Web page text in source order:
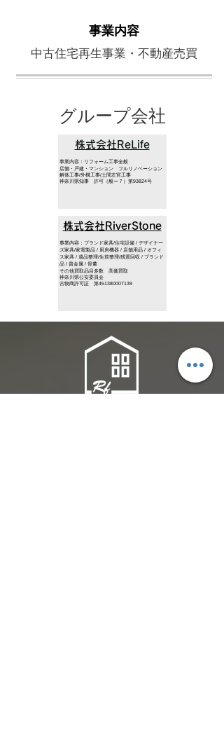
事業内容
中古住宅再生事業・不動産売買
​グループ会社
株式会社ReLife
事業内容：リフォーム工事全般
店舗・戸建・マンション フルリノベーション
解体工事/外構工事/土間左官工事
​神奈川県知事 許可（般ー７）第93824号
株式会社RiverStone
事業内容：ブランド家具/住宅設備 / デザイナー
ズ家具/家電製品 / 厨房機器 / 店舗用品 / オフィ
ス家具 / 遺品整理/生前整理/残置回収 / ブランド
品 / 貴金属 / 骨董
その他買取品目多数 高価買取
神奈川県公安委員会
古物商許可証 第451380007139